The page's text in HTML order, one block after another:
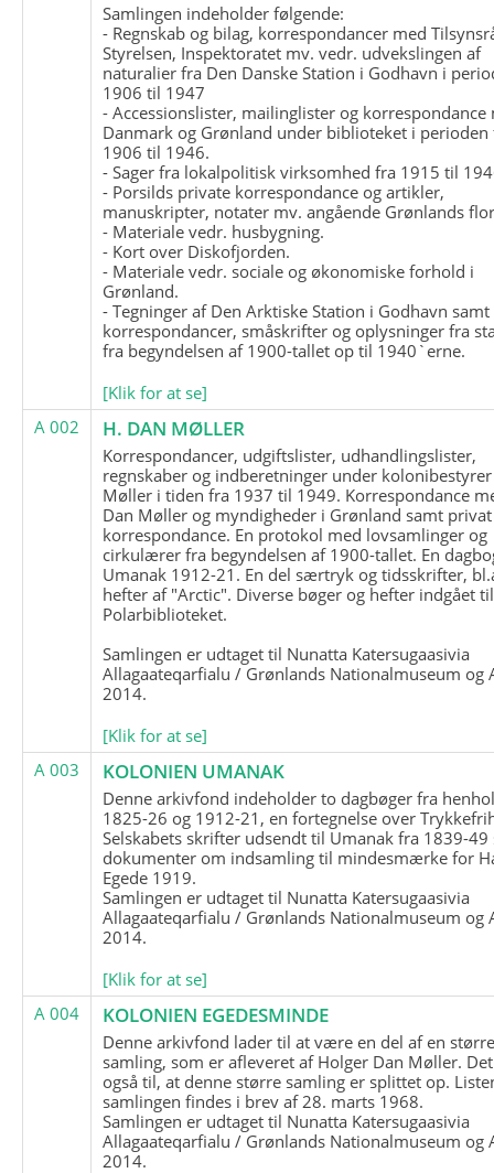
Samlingen indeholder følgende:
- Regnskab og bilag, korrespondancer med
Styrelsen, Inspektoratet mv. vedr. udvekslingen af
naturalier fra Den Danske Station i Godhavn i
1906 til 1947
- Accessionslister, mailinglister og korrespondance
Danmark og Grønland under biblioteket i perioden
1906 til 1946.
- Sager fra lokalpolitisk virksomhed fra 1915 til
- Porsilds private korrespondance og artikler,
manuskripter, notater mv. angående Grønlands
- Materiale vedr. husbygning.
- Kort over Diskofjorden.
- Materiale vedr. sociale og økonomiske forhold i
Grønland.
- Tegninger af Den Arktiske Station i Godhavn
korrespondancer, småskrifter og oplysninger fra
fra begyndelsen af 1900-tallet op til 1940`erne.
[Klik for at se]
A 002
H. DAN MØLLER
Korrespondancer, udgiftslister, udhandlingslister,
regnskaber og indberetninger under
Møller i tiden fra 1937 til 1949. Korrespondance
Dan Møller og myndigheder i Grønland samt privat
korrespondance. En protokol med lovsamlinger og
cirkulærer fra begyndelsen af 1900-tallet. En
Umanak 1912-21. En del særtryk og tidsskrifter,
hefter af "Arctic". Diverse bøger og hefter indgået til
Polarbiblioteket.
Samlingen er udtaget til Nunatta Katersugaasivia
Allagaateqarfialu / Grønlands Nationalmuseum og
2014.
[Klik for at se]
A 003
KOLONIEN UMANAK
Denne arkivfond indeholder to dagbøger fra
1825-26 og 1912-21, en fortegnelse over
Selskabets skrifter udsendt til Umanak fra 1839-49
dokumenter om indsamling til mindesmærke for
Egede 1919.
Samlingen er udtaget til Nunatta Katersugaasivia
Allagaateqarfialu / Grønlands Nationalmuseum og
2014.
[Klik for at se]
A 004
KOLONIEN EGEDESMINDE
Denne arkivfond lader til at være en del af en
samling, som er afleveret af Holger Dan Møller.
også til, at denne større samling er splittet op.
samlingen findes i brev af 28. marts 1968.
Samlingen er udtaget til Nunatta Katersugaasivia
Allagaateqarfialu / Grønlands Nationalmuseum og
2014.